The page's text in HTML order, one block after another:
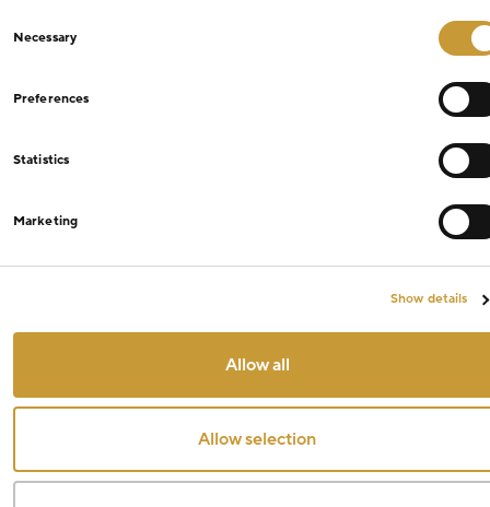
Selection
Necessary
Preferences
Statistics
Marketing
Show details
Allow all
Allow selection